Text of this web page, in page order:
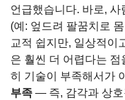
언급했습니다. 바로,
(예: 엎드려 팔꿈치로
교적 쉽지만, 일상적이
은 훨씬 더 어렵다는
히 기술이 부족해서가
부족 — 즉, 감각과 상호